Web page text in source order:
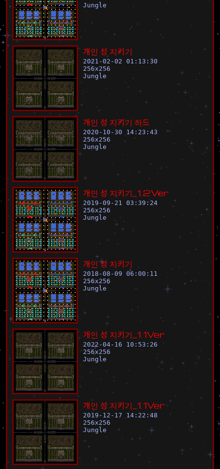
Jungle
개인 성 지키기
2021-02-02 01:13:30
256x256
Jungle
개인 성 지키기 하드
2020-10-30 14:23:43
256x256
Jungle
개인 성 지키기 1 2Ver
2019-09-21 03:39:24
256x256
Jungle
개인성 지키기
2018-08-09 06:00:11
256x256
Jungle
개인 성 지키기 1 1Ver
2022-04-16 10:53:26
256x256
Jungle
개인 성 지키기 1 1Ver
2019-12-17 14:22:48
256x256
Jungle